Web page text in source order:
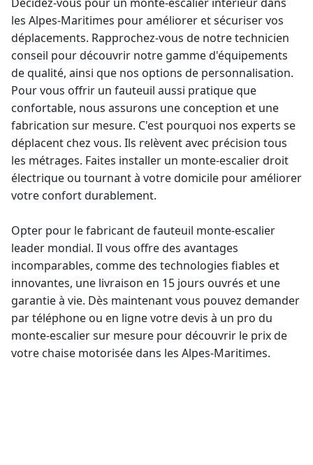
les Alpes-Maritimes pour améliorer et sécuriser vos
déplacements. Rapprochez-vous de notre technicien
conseil pour découvrir notre gamme d'équipements
de qualité, ainsi que nos options de personnalisation.
Pour vous offrir un fauteuil aussi pratique que
confortable, nous assurons une conception et une
fabrication sur mesure. C'est pourquoi nos experts se
déplacent chez vous. Ils relèvent avec précision tous
les métrages. Faites installer un monte-escalier droit
électrique ou tournant à votre domicile pour améliorer
votre confort durablement.
Opter pour le fabricant defauteuil monte-escalier
leader mondial. Il vous offre des avantages
incomparables, comme des technologies fiables et
innovantes, une livraison en 15 jours ouvrés et une
garantie à vie. Dès maintenant vous pouvez demander
par téléphone ou en ligne votre devis à un pro du
monte-escalier sur mesure pour découvrir le prix de
votre chaise motorisée dans les Alpes-Maritimes.